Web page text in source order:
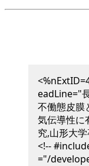
eadLine="
不働態皮膜
気伝導性に
究,山形大
<!--
="/